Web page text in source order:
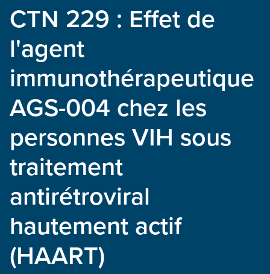
CTN 229 : Effet de
l'agent
immunothérapeutique
AGS-004 chez les
personnes VIH sous
traitement
antirétroviral
hautement actif
(HAART)